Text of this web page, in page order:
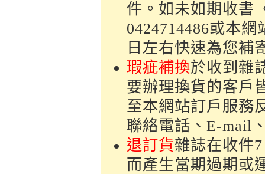
件。如未如期收書
0424714486或本
日左右快速為您補
瑕疵補換於收到雜
要辦理換貨的客戶
至本網站訂戶服務
聯絡電話、E-mail
退訂貨雜誌在收件
而產生當期過期或